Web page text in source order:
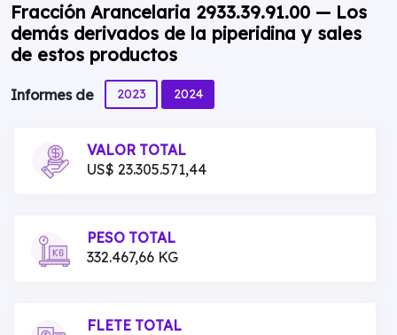
Fracción Arancelaria 2933.39.91.00 — Los
demás derivados de la piperidina y sales
de estos productos
Informes de 2023 2024
VALOR TOTAL
US$ 23.305.571,44
PESO TOTAL
332.467,66 KG
FLETE TOTAL